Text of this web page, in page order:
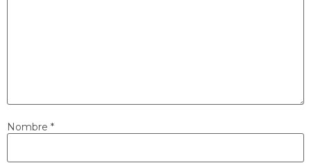
Nombre *